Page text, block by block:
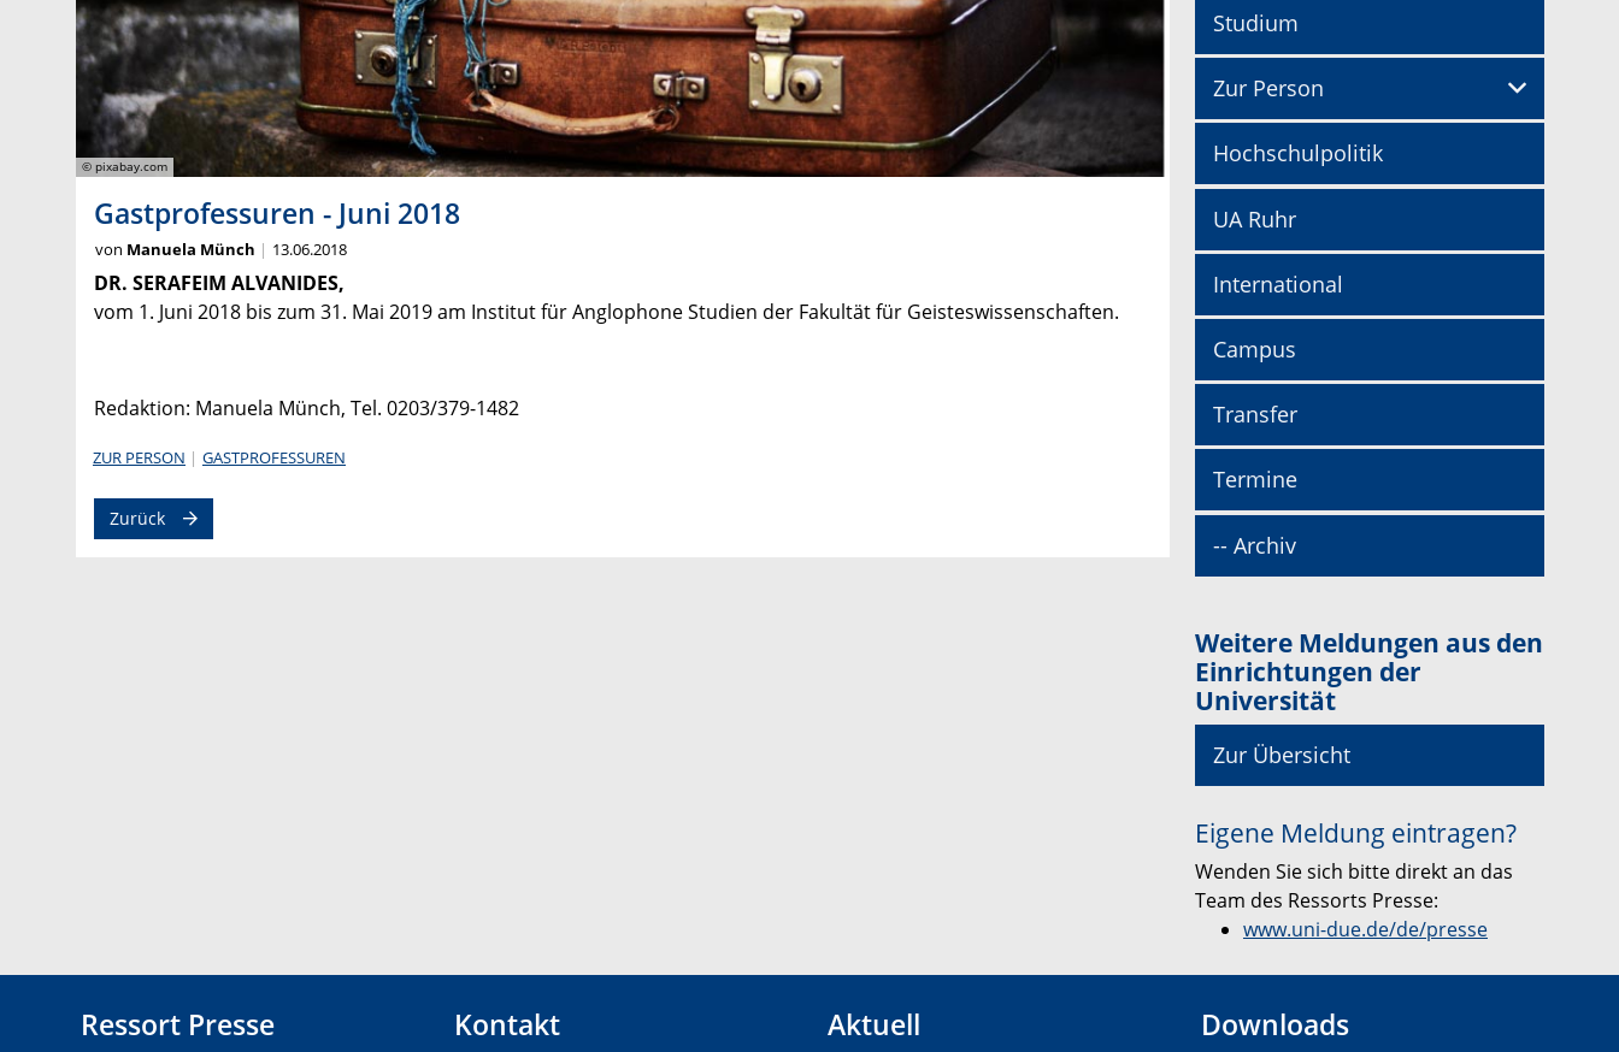
© pixabay.com
Gastprofessuren - Juni 2018
von Manuela Münch 13.06.2018
DR. SERAFEIM ALVANIDES,
vom 1. Juni 2018 bis zum 31. Mai 2019 am Institut für Anglophone Studien der Fakultät für Geisteswissenschaften.
Redaktion: Manuela Münch, Tel. 0203/379-1482
ZUR PERSON GASTPROFESSUREN
Zurück
Studium
Zur Person
Hochschulpolitik
UA Ruhr
International
Campus
Transfer
Termine
-- Archiv
Weitere Meldungen aus den
Einrichtungen der
Universität
Zur Übersicht
Eigene Meldung eintragen?
Wenden Sie sich bitte direkt an das
Team des Ressorts Presse:
www.uni-due.de/de/presse
Ressort Presse Kontakt Aktuell Downloads